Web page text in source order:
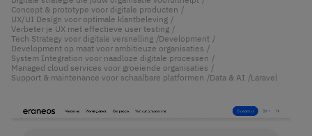
Concept & prototype voor digitale producten
UX/UI Design voor optimale klantbeleving
Verbeter je UX met effectieve user testing
Tech Strategy voor digitale versnelling Development
Development op maat voor ambitieuze organisaties
System Integration voor naadloze digitale processen
Managed cloud services voor groeiende organisaties
Support & maintenance voor schaalbare platformen
Data & AI Laravel